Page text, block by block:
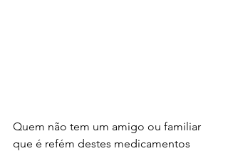
Quem não tem um amigo ou familiar
que é refém destes medicamentos